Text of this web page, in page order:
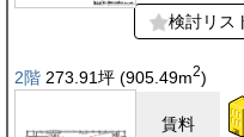
検討リス
2階 273.91坪 (905.49m2)
賃料